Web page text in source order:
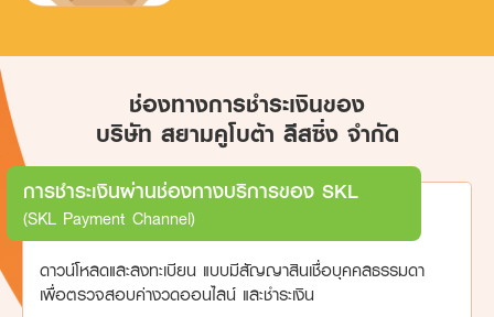
ช่องทางการชำระเงินของ
บริษัท สยามคูโบต้า ลีสซิ่ง จำกัด
การชำระเงินผ่านช่องทางบริการของ SKL
(SKL Payment Channel)
ดาวน์โหลดและลงทะเบียน แบบมีสัญญาสินเชื่อบุคคลธรรมดา
เพื่อตรวจสอบค่างวดออนไลน์ และชำระเงิน